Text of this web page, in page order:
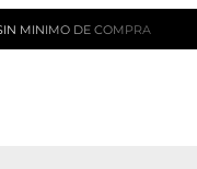
DE COMPRA